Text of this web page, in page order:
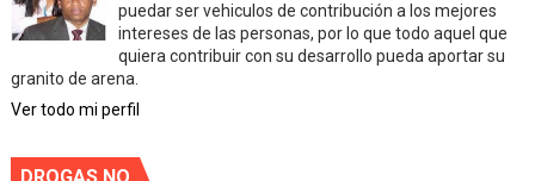
puedar ser vehiculos de contribución a los mejores
intereses de las personas, por lo que todo aquel que
quiera contribuir con su desarrollo pueda aportar su
granito de arena.
Ver todo mi perfil